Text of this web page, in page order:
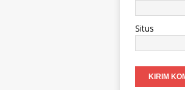
Situs